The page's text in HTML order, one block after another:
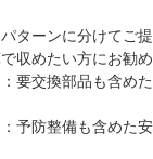
ターンに分けてご提
収めたい方にお勧め
要交換部品も含め
予防整備も含めた